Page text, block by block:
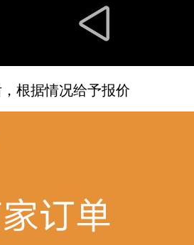
根据情况给予报价